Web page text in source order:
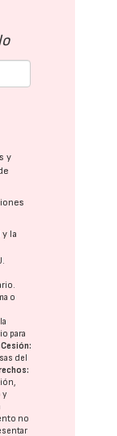
y
y la
o
para
Cesión:
del
y
no